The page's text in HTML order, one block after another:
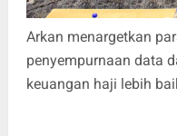
Arkan menargetkan
penyempurnaan data
keuangan haji lebih